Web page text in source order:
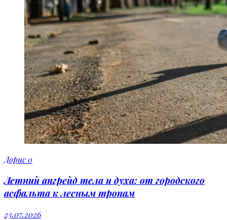
Дорис0
Летний апгрейд тела и духа: от городского
асфальта к лесным тропам
23.07.2026